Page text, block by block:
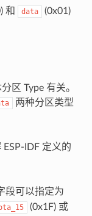
和 data
(0x01)
区 Type 有关。
两种分区类型
ESP-IDF 定义的
段可以指定为
(0x1F) 或